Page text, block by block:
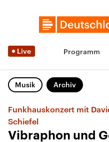
Live Programm
Musik Archiv
Funkhauskonzert mit
Schiefel
Vibraphon und